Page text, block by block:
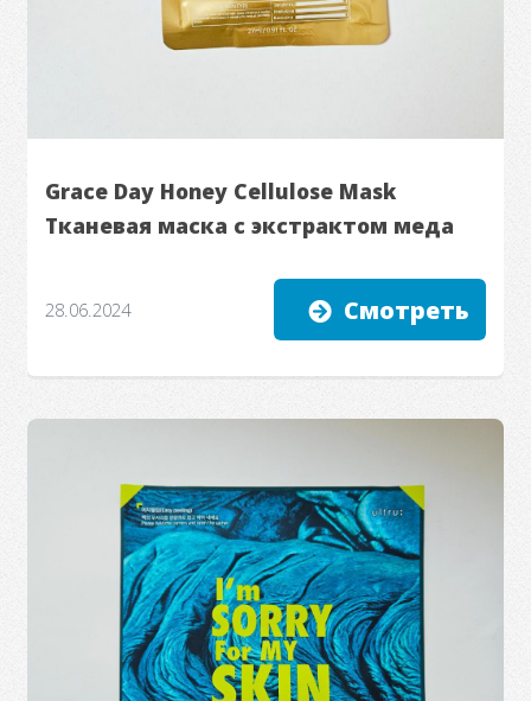
Grace Day Honey Cellulose Mask
Тканевая маска с экстрактом меда
28.06.2024 Смотреть